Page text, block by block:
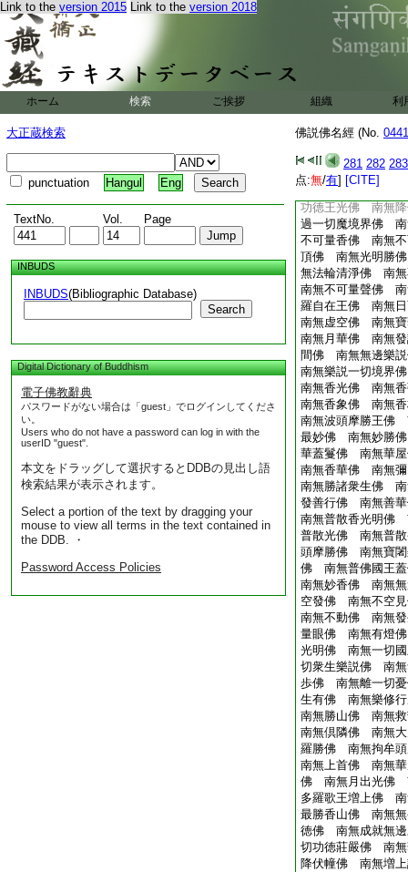
Link to the version 2015 Link to the version 2018
ホーム 検索 ご挨拶 組織 利
大正蔵検索
punctuation Hangul Eng
TextNo. Vol. Page
INBUDS
INBUDS(Bibliographic Database)
Search
Digital Dictionary of Buddhism
電子佛教辭典
パスワードがない場合は「guest」でログインしてくださ
い。
Users who do not have a password can log in with the
userID "guest".
本文をドラッグして選択するとDDBの見出し語
検索結果が表示されます。
Select a portion of the text by dragging your
mouse to view all terms in the text contained in
the DDB. ・
Password Access Policies
佛説佛名經 (No.
281 282 283
点:無/有] [CITE]
無栴檀勝佛 南無
種寶光明佛 南無
惟佛法佛 南無淨
無不弱佛 南無寶
南無最妙光佛 南
無斷一切惡佛 南
南無稱身佛 南無
南無轉難佛 南無
念佛 南無常修行
一藏佛 南無一山
無無邊精進佛 南
功徳王光佛 南無
過一切魔境界佛
不可量香佛 南無
頂佛 南無光明勝
無法輪清淨佛 南無
南無不可量聲佛
羅自在王佛 南無
南無虚空佛 南無
南無月華佛 南無
間佛 南無無邊樂
南無樂説一切境界
南無香光佛 南無
南無香象佛 南無
南無波頭摩勝王佛
最妙佛 南無妙勝
華蓋鬘佛 南無華
南無香華佛 南無
南無勝諸衆生佛
發善行佛 南無善
南無普散香光明佛
普散光佛 南無普
頭摩勝佛 南無寶
佛 南無普佛國王
南無妙香佛 南無
空發佛 南無不空
南無不動佛 南無
量眼佛 南無有燈
光明佛 南無一切
切衆生樂説佛 南
歩佛 南無離一切
生有佛 南無樂修
南無勝山佛 南無
南無倶隣佛 南無
羅勝佛 南無拘牟
南無上首佛 南無
佛 南無月出光佛
多羅歌王増上佛
最勝香山佛 南無
徳佛 南無成就無
切功徳莊嚴佛 南
降伏幢佛 南無増